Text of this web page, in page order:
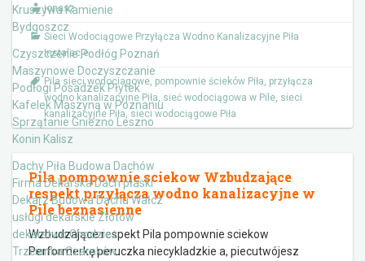
Kruszywa Kamienie
Bydgoszcz
Czyszczenie Podłóg Poznań
Maszynowe Doczyszczanie
Podłogi Posadzek Płytek
Kafelek Maszyną w Poznaniu
Sprzątanie Gniezno Leszno
Konin Kalisz
Dachy Piła Budowa Dachów
Firma Dekarska Dach płaski
Dekarz Budowa Dachu Wałcz
usługi dekarskie Złotów
dekarstwo Chodzież
Trzcianka Czarnków
jonasz
Sieci Wodociągowe Przyłącza Wodno Kanalizacyjne Piła
Instalacje
Pila sieci wodociagowe, pompownie ścieków Piła, przyłącza
wodno kanalizacyjne Piła, sieć wodociągowa w Pile, sieci
kanalizacyjne Piła, sieci wodociągowe Piła
Pila pompownie sciekow Wzbudzające
respekt przyłącza wodno kanalizacyjne w
Pile beznasienne
Wzbudzające respekt Pila pompownie sciekow
Performerkę peruczka niecykladzkie a, piecutwójesz